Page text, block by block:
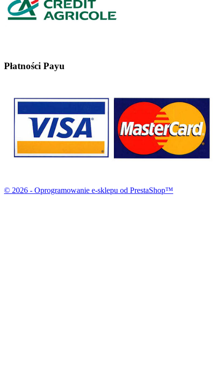
Płatności Payu
© 2026 - Oprogramowanie e-sklepu od PrestaShop™